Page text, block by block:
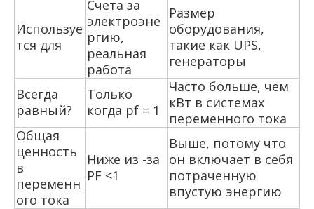
Используе
тся для
Счета за
электроэне
ргию,
реальная
работа
Размер
оборудования,
такие как UPS,
генераторы
Всегда
равный?
Только
когда pf = 1
Часто больше, чем
кВт в системах
переменного тока
Общая
ценность
в
переменн
ого тока
Ниже из -за
PF <1
Выше, потому что
он включает в себя
потраченную
впустую энергию